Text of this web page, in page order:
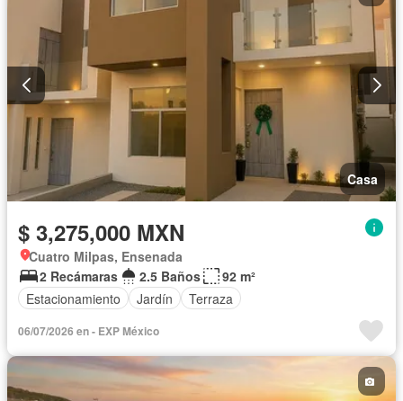
Casa
$ 3,275,000 MXN
Cuatro Milpas, Ensenada
2 Recámaras
2.5 Baños
92 m²
Estacionamiento
Jardín Terraza
06/07/2026 en - EXP México